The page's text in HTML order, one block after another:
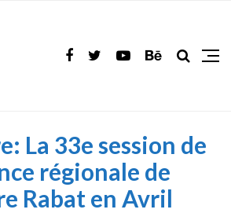
La 33e session de
régionale de
Rabat en Avril